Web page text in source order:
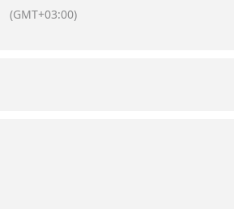
(GMT+03:00)